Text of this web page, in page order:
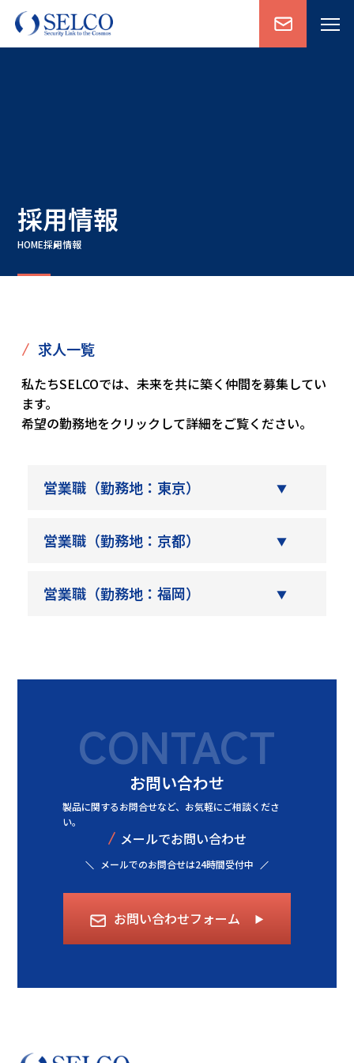
採用情報
HOME採用情報
/ 求人一覧
私たちSELCOでは、未来を共に築く仲間を募集してい
ます。
希望の勤務地をクリックして詳細をご覧ください。
営業職（勤務地：東京）
営業職（勤務地：京都）
営業職（勤務地：福岡）
CONTACT
お問い合わせ
製品に関するお問合せなど、 お気軽にご相談くださ
い。
/ メールでお問い合わせ
メールでのお問合せは24時間受付中
お問い合わせフォーム ▶︎